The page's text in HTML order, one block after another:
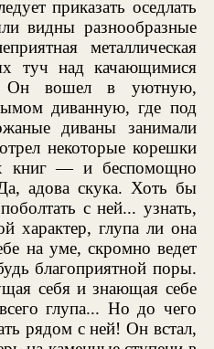
приказать оседлать
видны разнообразные
металлическая
туч над качающимися
Он вошел в уютную,
диванную, где под
диваны занимали
некоторые корешки
книг — и беспомощно
адова скука. Хоть бы
с ней... узнать,
характер, глупа ли она
на уме, скромно ведет
благоприятной поры.
себя и знающая себе
глупа... Но до чего
рядом с ней! Он встал,